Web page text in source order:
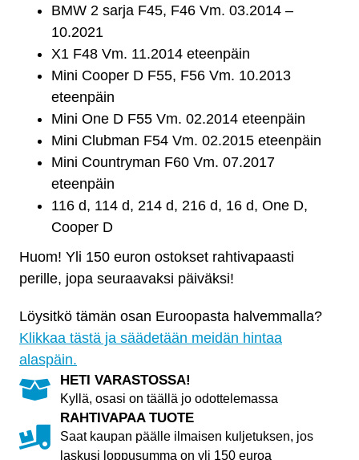
F46,
määrä
BMW 2 sarja F45, F46 Vm. 03.2014 –
10.2021
X1 F48 Vm. 11.2014 eteenpäin
Mini Cooper D F55, F56 Vm. 10.2013
eteenpäin
Mini One D F55 Vm. 02.2014 eteenpäin
Mini Clubman F54 Vm. 02.2015 eteenpäin
Mini Countryman F60 Vm. 07.2017
eteenpäin
116 d, 114 d, 214 d, 216 d, 16 d, One D,
Cooper D
Huom! Yli 150 euron ostokset rahtivapaasti
perille, jopa seuraavaksi päiväksi!
Löysitkö tämän osan Euroopasta halvemmalla?
Klikkaa tästä ja säädetään meidän hintaa
alaspäin.
HETI VARASTOSSA!
Kyllä, osasi on täällä jo odottelemassa
RAHTIVAPAA TUOTE
Saat kaupan päälle ilmaisen kuljetuksen, jos
laskusi loppusumma on yli 150 euroa